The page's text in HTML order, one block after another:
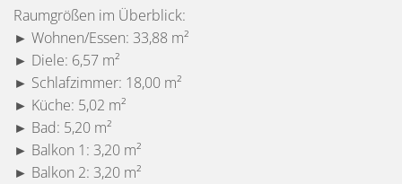
Raumgrößen im Überblick:
► Wohnen/Essen: 33,88 m²
► Diele: 6,57 m²
► Schlafzimmer: 18,00 m²
► Küche: 5,02 m²
► Bad: 5,20 m²
► Balkon 1: 3,20 m²
► Balkon 2: 3,20 m²